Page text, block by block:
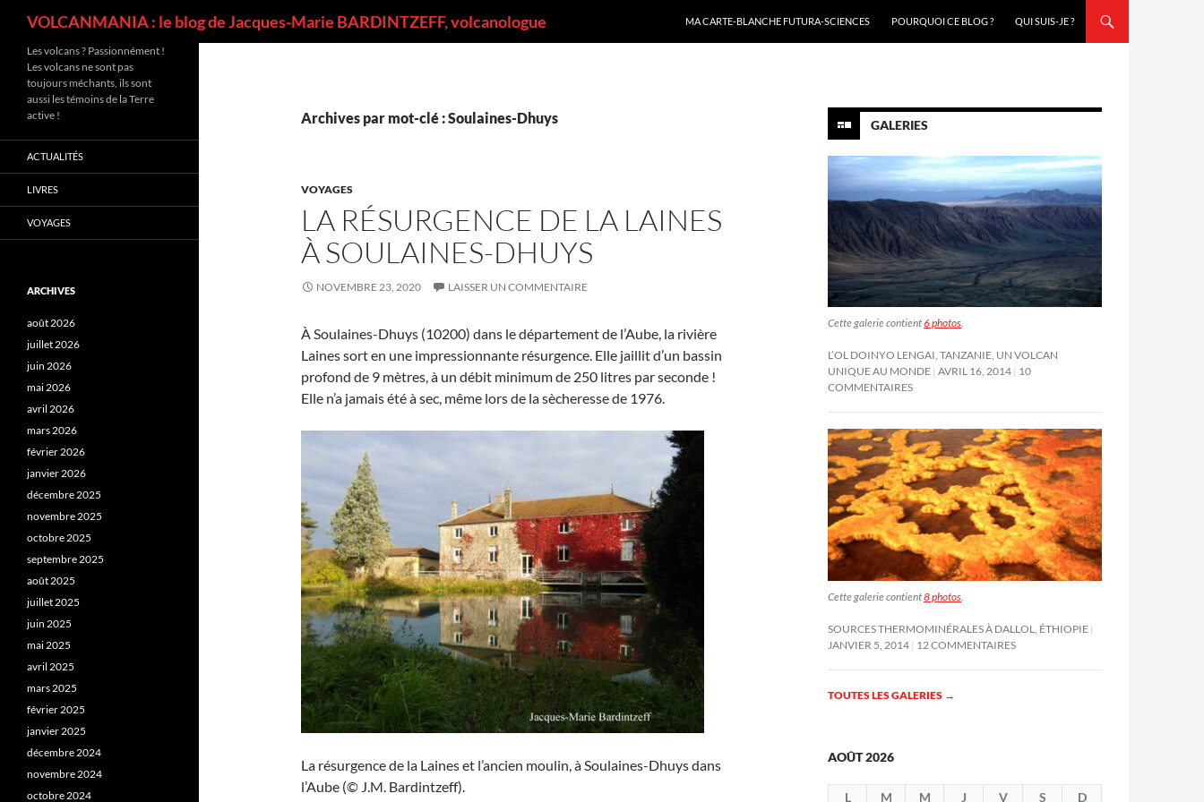
VOLCANMANIA : le blog de Jacques-Marie BARDINTZEFF, volcanologue
MA CARTE-BLANCHE FUTURA-SCIENCES
POURQUOI CE BLOG ? QUI SUIS-JE ?
Archives par mot-clé : Soulaines-Dhuys
VOYAGES
LA RÉSURGENCE DE LA LAINES
À SOULAINES-DHUYS
NOVEMBRE 23, 2020 LAISSER UN COMMENTAIRE
À Soulaines-Dhuys (10200) dans le département de l’Aube, la rivière
Laines sort en une impressionnante résurgence. Elle jaillit d’un bassin
profond de 9 mètres, à un débit minimum de 250 litres par seconde !
Elle n’a jamais été à sec, même lors de la sècheresse de 1976.
La résurgence de la Laines et l’ancien moulin, à Soulaines-Dhuys dans
l’Aube (© J.M. Bardintzeff).
GALERIES
Cette galerie contient6 photos.
L’OL DOINYO LENGAI, TANZANIE, UN VOLCAN
UNIQUE AU MONDE AVRIL 16, 2014 10
COMMENTAIRES
Cette galerie contient8 photos
SOURCES THERMOMINÉRALES À DALLOL, ÉTHIOPIE
JANVIER 5, 2014 12 COMMENTAIRES
TOUTES LES GALERIES →
AOÛT 2026
L M M J V S
D
Les volcans ? Passionnément !
Les volcans ne sont pas
toujours méchants, ils sont
aussi les témoins de la Terre
active !
ACTUALITÉS
LIVRES
VOYAGES
ARCHIVES
août 2026
juillet 2026
juin 2026
mai 2026
avril 2026
mars 2026
février 2026
janvier 2026
décembre 2025
novembre 2025
octobre 2025
septembre 2025
août 2025
juillet 2025
juin 2025
mai 2025
avril 2025
mars 2025
février 2025
janvier 2025
décembre 2024
novembre 2024
octobre 2024